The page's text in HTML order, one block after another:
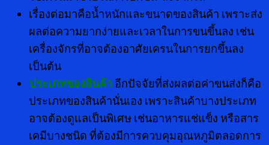
เรื่องต่อมาคือน้ำหนักและขนาดของสินค้า เพราะส่ง
ผลต่อความยากง่ายและเวลาในการขนขึ้นลง เช่น
เครื่องจักรที่อาจต้องอาศัยเครนในการยกขึ้นลง
เป็นต้น
ประเภทของสินค้า อีกปัจจัยที่ส่งผลต่อค่าขนส่งก็คือ
ประเภทของสินค้านั่นเอง เพราะสินค้าบางประเภท
อาจต้องดูแลเป็นพิเศษ เช่นอาหารแช่แข็ง หรือสาร
เคมีบางชนิด ที่ต้องมีการควบคุมอุณหภูมิตลอดการ